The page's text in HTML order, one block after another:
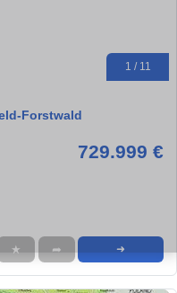
1 / 11
Forstwald
729.999 €
★ ➦ ➜